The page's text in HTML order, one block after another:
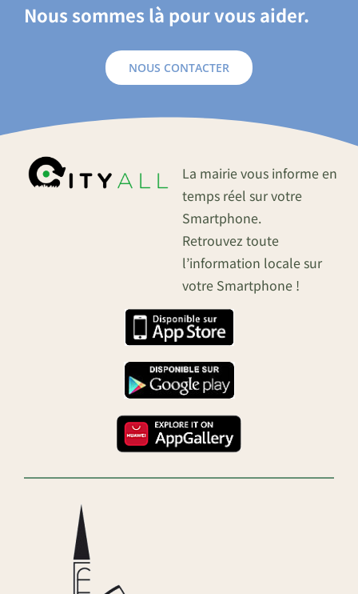
Nous sommes là pour vous aider.
NOUS CONTACTER
La mairie vous informe en
temps réel sur votre
Smartphone.
Retrouvez toute
l’information locale sur
votre Smartphone !